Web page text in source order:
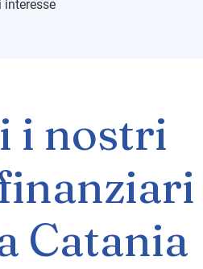
interesse
i nostri
Catania